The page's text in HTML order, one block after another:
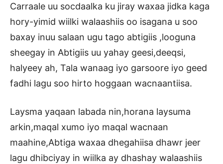
Carraale uu socdaalka ku jiray waxaa jidka kaga
hory-yimid wiilki walaashiis oo isagana u soo
baxay inuu salaan ugu tago abtigiis ,looguna
sheegay in Abtigiis uu yahay geesi,deeqsi,
halyeey ah, Tala wanaag iyo garsoore iyo geed
fadhi lagu soo hirto hoggaan wacnaantiisa.
Laysma yaqaan labada nin,horana laysuma
arkin,maqal xumo iyo maqal wacnaan
maahine,Abtiga waxaa dhegahiisa dhawr jeer
lagu dhibciyay in wiilka ay dhashay walaashiis